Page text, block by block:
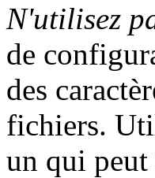
N'utilisez
de
des
fichiers.
un qui